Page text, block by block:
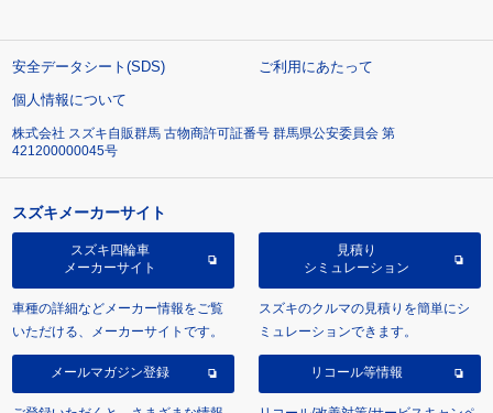
安全データシート(SDS)
ご利用にあたって
個人情報について
株式会社 スズキ自販群馬 古物商許可証番号 群馬県公安委員会 第
421200000045号
スズキメーカーサイト
スズキ四輪車
メーカーサイト
車種の詳細などメーカー情報をご覧
いただける、メーカーサイトです。
見積り
シミュレーション
スズキのクルマの見積りを簡単にシ
ミュレーションできます。
メールマガジン登録 リコール等情報